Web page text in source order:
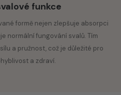
funkce
formě nejen zlepšuje absorpci
normální fungování svalů. Tím
a pružnost, což je důležité pro
a zdraví.